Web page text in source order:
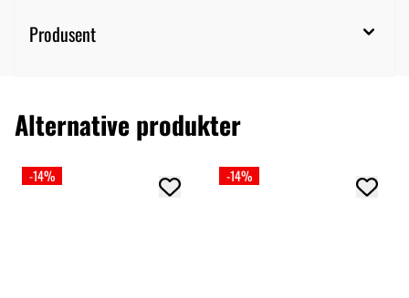
Produsent
Alternative produkter
-14% -14%